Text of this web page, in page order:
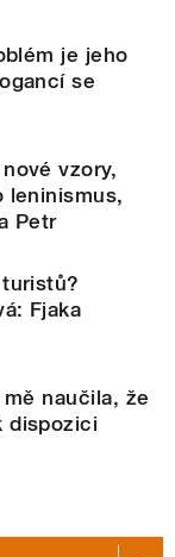
je jeho
se
vzory,
leninismus,
Petr
Fjaka
naučila, že
dispozici